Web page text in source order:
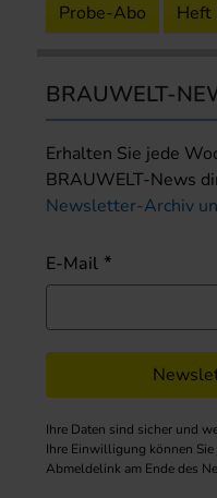
Probe-Abo Heft
BRAUWELT-
Erhalten Sie jede
BRAUWELT-News
Newsletter-Archiv
E-Mail
Ihre Daten sind sicher und
Ihre Einwilligung können
Abmeldelink am Ende des